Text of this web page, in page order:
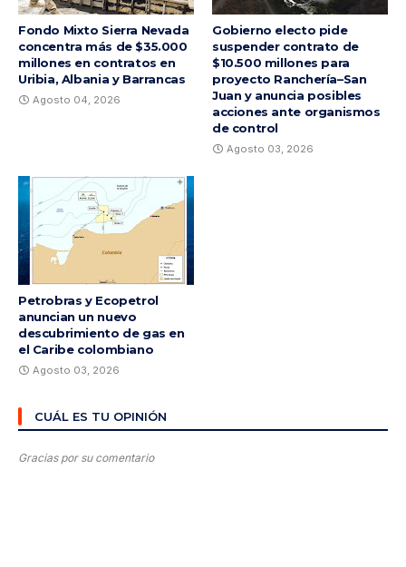
Fondo Mixto Sierra Nevada
concentra más de $35.000
millones en contratos en
Uribia, Albania y Barrancas
Agosto 04, 2026
Gobierno electo pide
suspender contrato de
$10.500 millones para
proyecto Ranchería–San
Juan y anuncia posibles
acciones ante organismos
de control
Agosto 03, 2026
Petrobras y Ecopetrol
anuncian un nuevo
descubrimiento de gas en
el Caribe colombiano
Agosto 03, 2026
CUÁL ES TU OPINIÓN
Gracias por su comentario